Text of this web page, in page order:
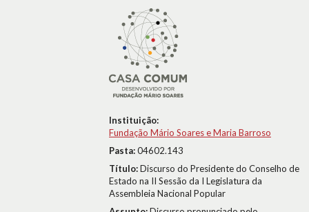
Instituição:
Fundação Mário Soares e Maria Barroso
Pasta:04602.143
Título:Discurso do Presidente do Conselho de
Estado na II Sessão da I Legislatura da
Assembleia Nacional Popular